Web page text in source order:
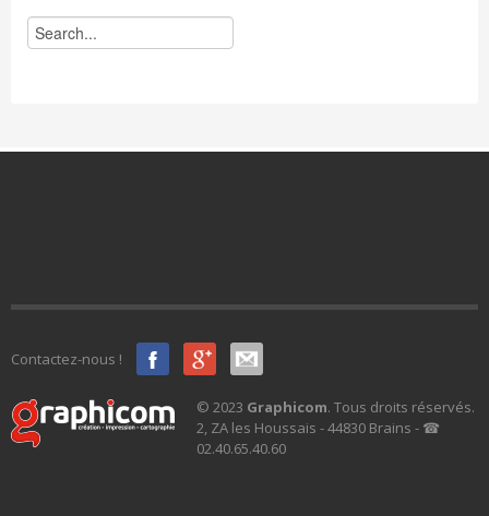
Contactez-nous !
© 2023 Graphicom. Tous droits réservés.
2, ZA les Houssais - 44830 Brains - ☎
02.40.65.40.60